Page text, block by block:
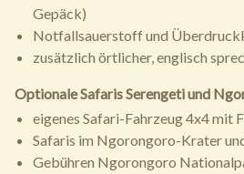
Gepäck)
Notfallsauerstoff und
zusätzlich örtlicher, englisch
Optionale Safaris Serengeti und
eigenes Safari-Fahrzeug 4x4 mit
Safaris im Ngorongoro-Krater
Gebühren Ngorongoro